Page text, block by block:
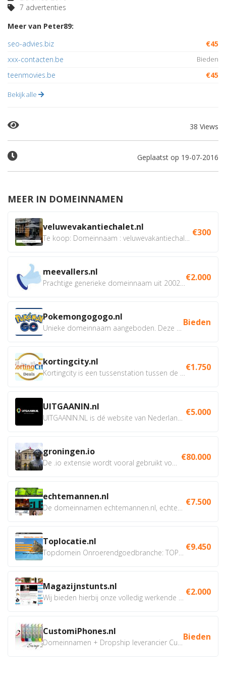
7 advertenties
Meer van Peter89:
seo-advies.biz
€45
xxx-contacten.be
Bieden
teenmovies.be €45
Bekijk alle
38 Views
Geplaatst op 19-07-2016
MEER IN DOMEINNAMEN
veluwevakantiechalet.nl €300
meevallers.nl €2.000
Pokemongogogo.nl Bieden
kortingcity.nl €1.750
UITGAANIN.nl €5.000
groningen.io €80.000
echtemannen.nl €7.500
Toplocatie.nl €9.450
Magazijnstunts.nl €2.000
CustomiPhones.nl Bieden